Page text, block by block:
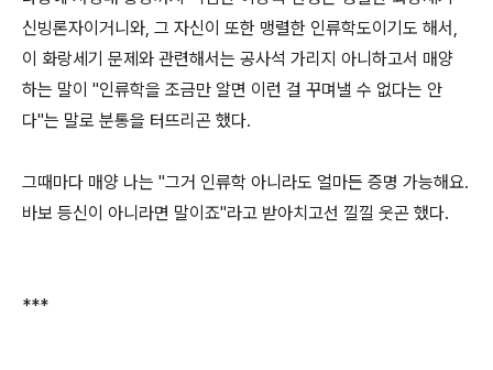
신빙론자이거니와, 그 자신이 또한 맹렬한 인류학도이기도 해서,
이 화랑세기 문제와 관련해서는 공사석 가리지 아니하고서 매양
하는 말이 "인류학을 조금만 알면 이런 걸 꾸며낼 수 없다는 안
다"는 말로 분통을 터뜨리곤 했다.
그때마다 매양 나는 "그거 인류학 아니라도 얼마든 증명 가능해요.
바보 등신이 아니라면 말이죠"라고 받아치고선 낄낄 웃곤 했다.
***